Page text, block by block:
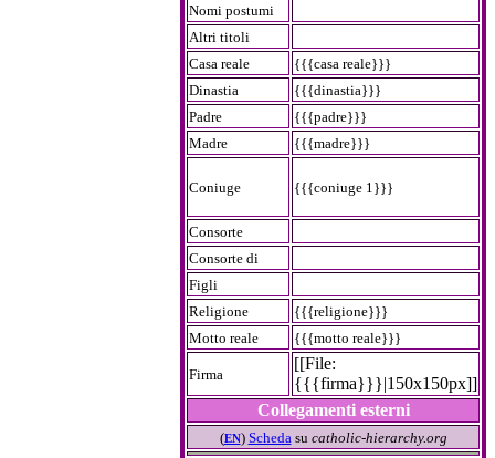
Nomi postumi
Altri titoli
Casa reale
{{{casa reale}}}
Dinastia
{{{dinastia}}}
Padre
{{{padre}}}
Madre
{{{madre}}}
Coniuge {{{coniuge 1}}}
Consorte
Consorte di
Figli
Religione
{{{religione}}}
Motto reale
{{{motto reale}}}
Firma
[[File:
{{{firma}}}|150x150px]]
Collegamenti esterni
(EN) Scheda su catholic-hierarchy.org